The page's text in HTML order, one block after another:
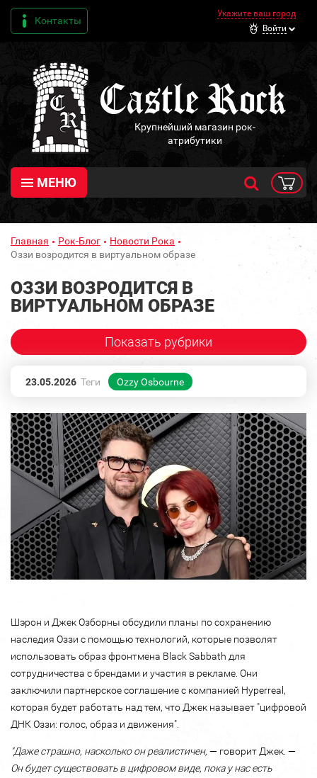
Контакты
Укажите ваш город
Войти
Крупнейший магазин рок-
атрибутики
МЕНЮ
Главная Рок-Блог
Новости Рока
Оззи возродится в виртуальном образе
ОЗЗИ ВОЗРОДИТСЯ В
ВИРТУАЛЬНОМ ОБРАЗЕ
Показать рубрики
23.05.2026 Теги Ozzy Osbourne
Шэрон и Джек Озборны обсудили планы по сохранению
наследия Оззи с помощью технологий, которые позволят
использовать образ фронтмена Black Sabbath для
сотрудничества с брендами и участия в рекламе. Они
заключили партнерское соглашение с компанией Hyperreal,
которая будет работать над тем, что Джек называет "цифровой
ДНК Оззи: голос, образ и движения".
"Даже страшно, насколько он реалистичен, — говорит Джек. —
Он будет существовать в цифровом виде, пока у нас есть